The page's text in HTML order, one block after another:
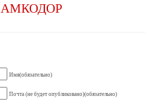
АМКОДОР
Имя(обязательно)
Почта (не будет опубликовано)(обязательно)